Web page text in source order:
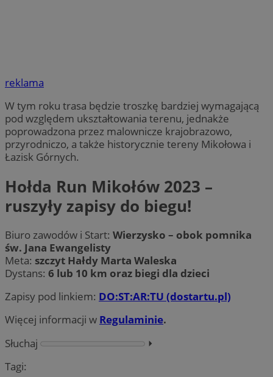
reklama
W tym roku trasa będzie troszkę bardziej wymagającą
pod względem ukształtowania terenu, jednakże
poprowadzona przez malownicze krajobrazowo,
przyrodniczo, a także historycznie tereny Mikołowa i
Łazisk Górnych.
Hołda Run Mikołów 2023 –
ruszyły zapisy do biegu!
Biuro zawodów i Start: Wierzysko – obok pomnika
św. Jana Ewangelisty
Meta: szczyt Hałdy Marta Waleska
Dystans: 6 lub 10 km oraz biegi dla dzieci
Zapisy pod linkiem: DO:ST:AR:TU (dostartu.pl)
Więcej informacji w Regulaminie.
Słuchaj
⏵︎
Tagi: